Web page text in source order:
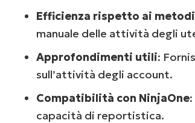
Efficienza rispetto ai
manuale delle attività degli
Approfondimenti utili:
sull’attività degli account.
Compatibilità con NinjaOne
capacità di reportistica.